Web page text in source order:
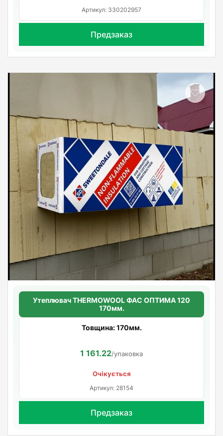
Артикул: 330202957
Предзаказ
Утеплювач THERMOWOOL ФАС ОПТИМА 120
170мм.
Товщина: 170мм.
1 161.22/упаковка
Очікується
Артикул: 28154
Предзаказ